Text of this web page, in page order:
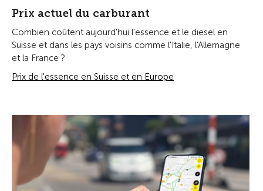
Prix actuel du carburant
Combien coûtent aujourd'hui l'essence et le diesel en
Suisse et dans les pays voisins comme l'Italie, l'Allemagne
et la France ?
Prix de l'essence en Suisse et en Europe